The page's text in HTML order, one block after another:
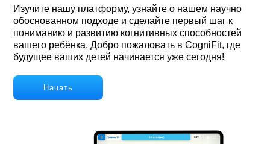
Изучите нашу платформу, узнайте о нашем научно
обоснованном подходе и сделайте первый шаг к
пониманию и развитию когнитивных способностей
вашего ребёнка. Добро пожаловать в CogniFit, где
будущее ваших детей начинается уже сегодня!
Начать